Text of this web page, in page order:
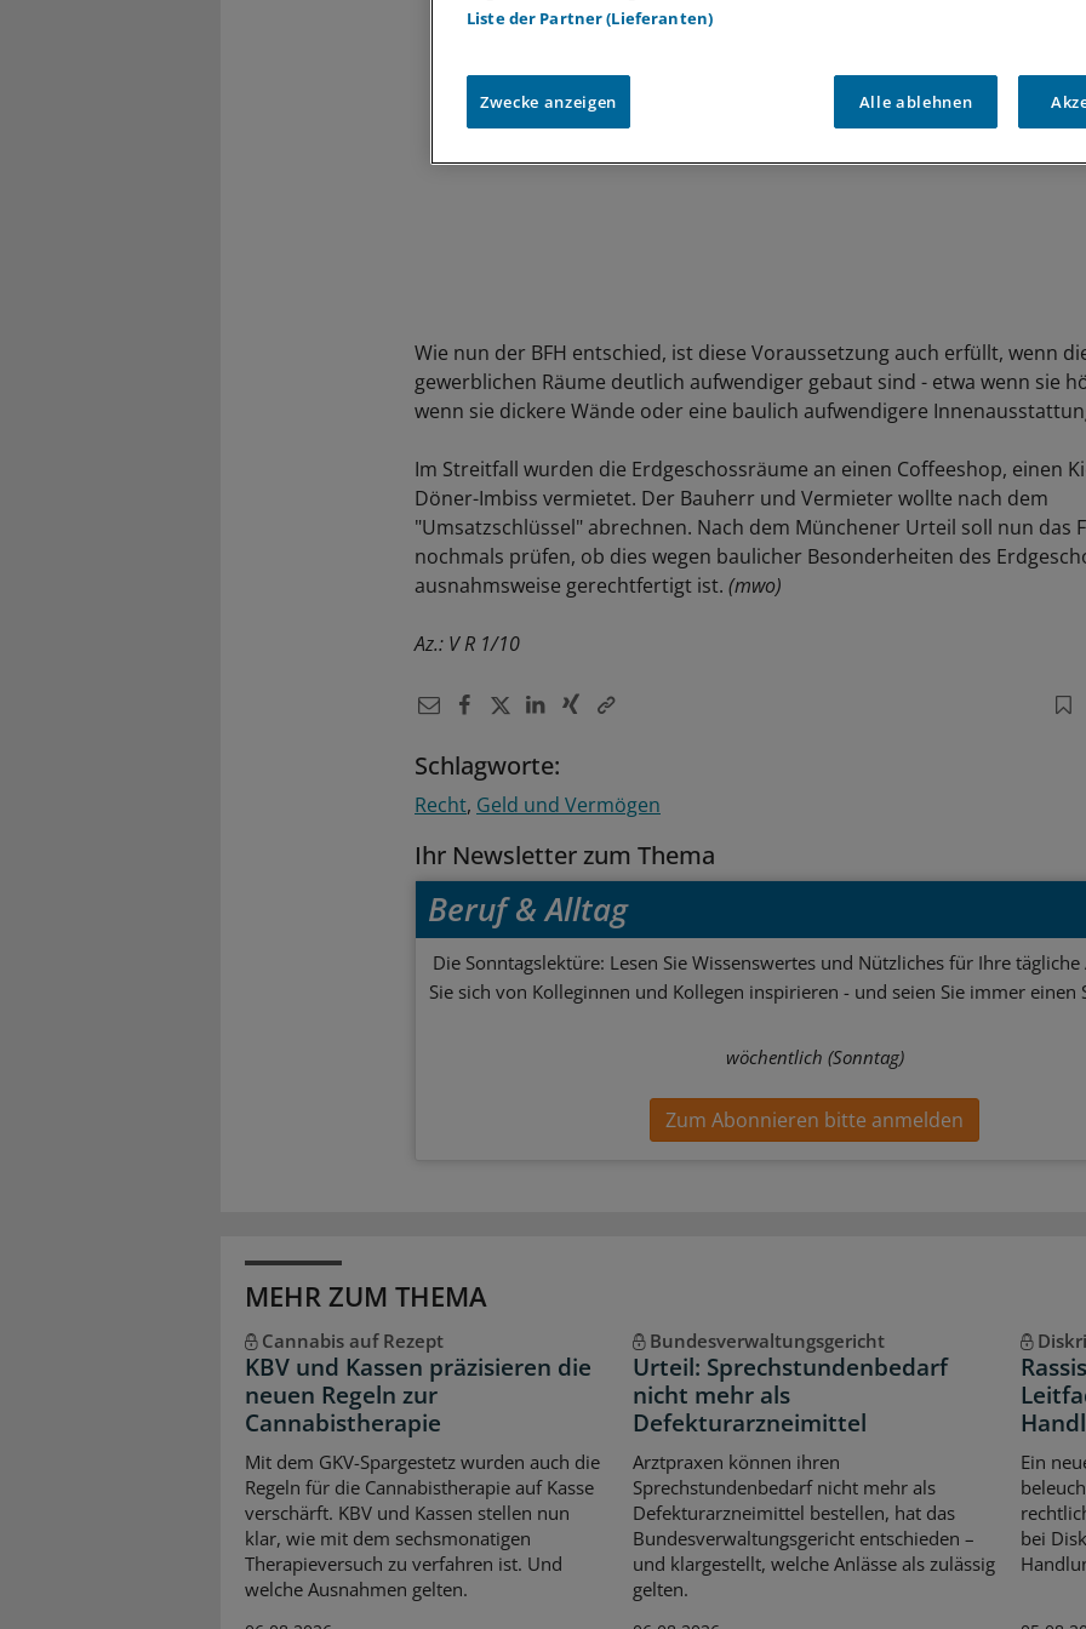
Wie nun der BFH entschied, ist diese Voraussetzung auch erfüllt, wenn
gewerblichen Räume deutlich aufwendiger gebaut sind - etwa wenn sie
wenn sie dickere Wände oder eine baulich aufwendigere
Im Streitfall wurden die Erdgeschossräume an einen Coffeeshop, einen
Döner-Imbiss vermietet. Der Bauherr und Vermieter wollte nach dem
"Umsatzschlüssel" abrechnen. Nach dem Münchener Urteil soll nun das
nochmals prüfen, ob dies wegen baulicher Besonderheiten des
ausnahmsweise gerechtfertigt ist. (mwo)
Az.: V R 1/10
Schlagworte:
Recht Geld und Vermögen
Ihr Newsletter zum Thema
Beruf & Alltag
Die Sonntagslektüre: Lesen Sie Wissenswertes und Nützliches für Ihre
Sie sich von Kolleginnen und Kollegen inspirieren - und seien Sie immer einen
wöchentlich (Sonntag)
Zum Abonnieren bitte anmelden
MEHR ZUM THEMA
Cannabis auf Rezept
KBV und Kassen präzisieren die
neuen Regeln zur
Cannabistherapie
Mit dem GKV-Spargestetz wurden auch die
Regeln für die Cannabistherapie auf Kasse
verschärft. KBV und Kassen stellen nun
klar, wie mit dem sechsmonatigen
Therapieversuch zu verfahren ist. Und
welche Ausnahmen gelten.
Bundesverwaltungsgericht
Urteil: Sprechstundenbedarf
nicht mehr als
Defekturarzneimittel
Arztpraxen können ihren
Sprechstundenbedarf nicht mehr als
Defekturarzneimittel bestellen, hat das
Bundesverwaltungsgericht entschieden –
und klargestellt, welche Anlässe als zulässig
gelten.
Ein
bei
Liste der Partner (Lieferanten)
Zwecke anzeigen Alle ablehnen